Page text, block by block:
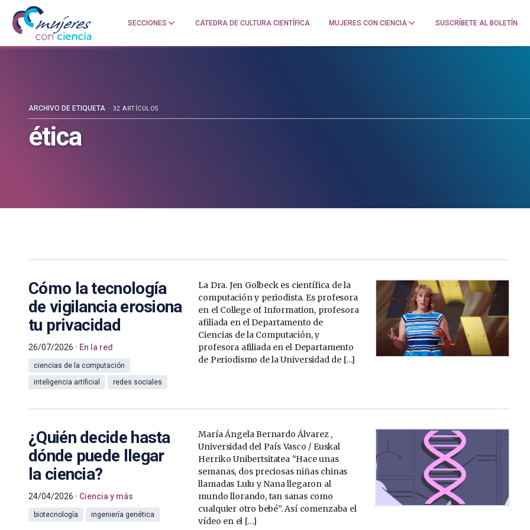
Mujeres
Científica
Científica
SECCIONES CÁTEDRA DE CULTURA CIENTÍFICA MUJERES CON CIENCIA SUSCRÍBETE AL BOLETÍN
ética
ARCHIVO DE ETIQUETA 32 ARTÍCULOS
Cómo la tecnología
de vigilancia erosiona
tu privacidad
26/07/2026 En la red
ciencias de la computación
inteligencia artificial
redes sociales
La Dra. Jen Golbeck es científica de la
computación y periodista. Es profesora
en el College of Information, profesora
afiliada en el Departamento de
Ciencias de la Computación, y
profesora afiliada en el Departamento
de Periodismo de la Universidad de […]
¿Quién decide hasta
dónde puede llegar
la ciencia?
24/04/2026 Ciencia y más
biotecnología ingeniería genética
María Ángela Bernardo Álvarez ,
Universidad del País Vasco / Euskal
Herriko Unibertsitatea “Hace unas
semanas, dos preciosas niñas chinas
llamadas Lulu y Nana llegaron al
mundo llorando, tan sanas como
cualquier otro bebé”. Así comenzaba el
vídeo en el […]